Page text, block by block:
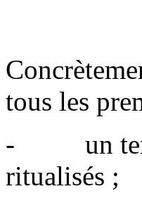
tous les
- un
ritualisés ;